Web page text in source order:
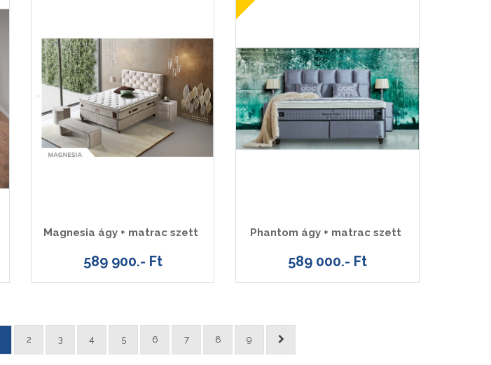
Magnesia ágy + matrac szett
589 900.- Ft
Phantom ágy + matrac szett
589 000.- Ft
2 3 4 5 6 7 8 9